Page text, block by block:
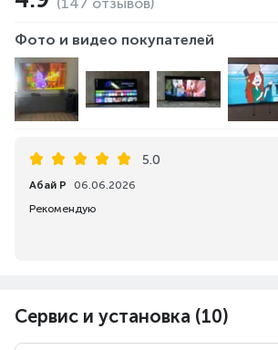
Фото и видео покупателей
5.0
Абай Р
06.06.2026
Рекомендую
Сервис и установка (10)